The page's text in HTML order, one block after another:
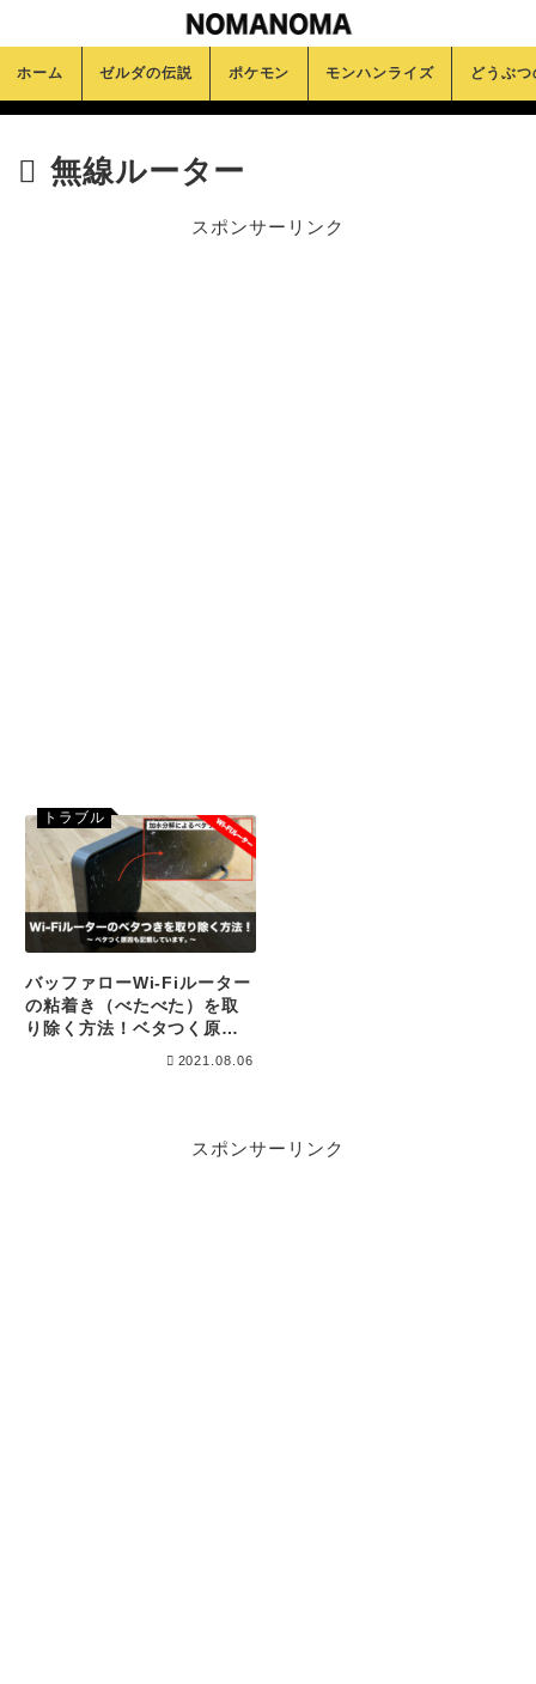
ホーム ゼルダの伝説 ポケモン モンハンライズ どうぶつ
無線ルーター
スポンサーリンク
トラブル
バッファローWi-Fiルーター
の粘着き（べたべた）を取
り除く方法！ベタつく原因
2021.08.06
スポンサーリンク